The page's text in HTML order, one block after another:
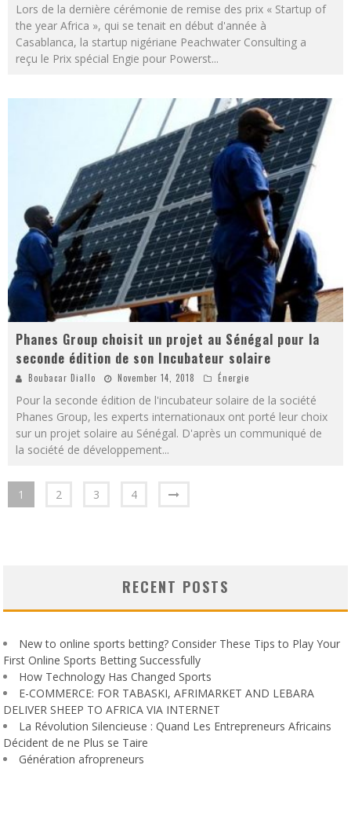
Lors de la dernière cérémonie de remise des prix « Startup of
the year Africa », qui se tenait en début d'année à
Casablanca, la startup nigériane Peachwater Consulting a
reçu le Prix spécial Engie pour Powerst...
Phanes Group choisit un projet au Sénégal pour la
seconde édition de son Incubateur solaire
Boubacar Diallo November 14, 2018 Énergie
Pour la seconde édition de l'incubateur solaire de la société
Phanes Group, les experts internationaux ont porté leur choix
sur un projet solaire au Sénégal. D'après un communiqué de
la société de développement...
1 2 3 4
RECENT POSTS
New to online sports betting? Consider These Tips to Play Your
First Online Sports Betting Successfully
How Technology Has Changed Sports
E-COMMERCE: FOR TABASKI, AFRIMARKET AND LEBARA
DELIVER SHEEP TO AFRICA VIA INTERNET
La Révolution Silencieuse : Quand Les Entrepreneurs Africains
Décident de ne Plus se Taire
Génération afropreneurs